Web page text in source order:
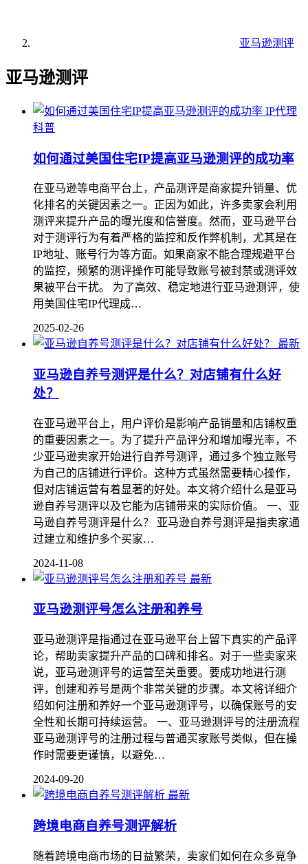
亚马逊测评
亚马逊测评
IP代理
科普
如何通过美国住宅IP提高亚马逊测评的成功率
在亚马逊等电商平台上，产品测评是商家提升销量、优
化排名的关键因素之一。正因为如此，许多卖家会利用
测评来提升产品的曝光度和信誉度。然而，亚马逊平台
对于测评行为有着严格的监控和反作弊机制，尤其是在
IP地址、账号行为等方面。如果商家不能合理规避平台
的监控，频繁的测评操作可能导致账号被封禁或测评效
果被平台干扰。 为了高效、稳定地进行亚马逊测评，使
用美国住宅IP代理成…
2025-02-26
最新
亚马逊自养号测评是什么？对店铺有什么好
处？
在亚马逊平台上，用户评价是影响产品销量和店铺权重
的重要因素之一。为了提升产品评分和增加曝光率，不
少亚马逊卖家开始进行自养号测评，通过多个独立账号
为自己的店铺进行评价。这种方式虽然需要精心操作，
但对店铺运营有着显著的好处。本文将介绍什么是亚马
逊自养号测评以及它能为店铺带来的实际价值。 一、亚
马逊自养号测评是什么？ 亚马逊自养号测评是指卖家通
过建立和维护多个买家…
2024-11-08
最新
亚马逊测评号怎么注册和养号
亚马逊测评是指通过在亚马逊平台上留下真实的产品评
论，帮助卖家提升产品的口碑和排名。对于一些卖家来
说，亚马逊测评号的运营至关重要。要成功地进行测
评，创建和养号是两个非常关键的步骤。本文将详细介
绍如何注册和养好一个亚马逊测评号，以确保账号的安
全性和长期可持续运营。 一、亚马逊测评号的注册流程
亚马逊测评号的注册过程与普通买家账号类似，但在操
作时需要更谨慎，以避免…
2024-09-20
最新
跨境电商自养号测评解析
随着跨境电商市场的日益繁荣，卖家们如何在众多竞争